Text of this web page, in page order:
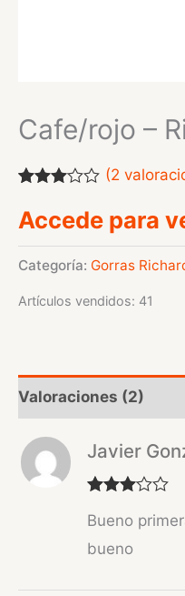
Cafe/rojo –
con
3.00de
5 en
base a
valoraciones
clientes
(2
Accede para
Categoría: Gorras
Artículos vendidos: 41
Valoraciones (2)
o con3
Javier
Bueno
bueno